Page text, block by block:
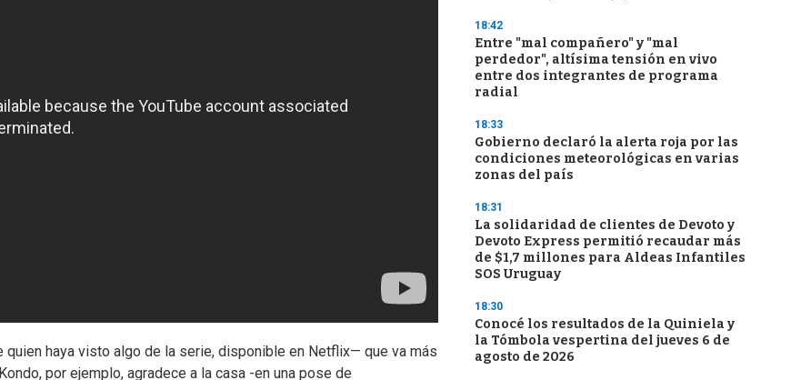
haya visto algo de la serie, disponible en Netflix— que va más
por ejemplo, agradece a la casa -en una pose de
18:42
Entre "mal compañero" y "mal
perdedor", altísima tensión en vivo
entre dos integrantes de programa
radial
18:33
Gobierno declaró la alerta roja por las
condiciones meteorológicas en varias
zonas del país
18:31
La solidaridad de clientes de Devoto y
Devoto Express permitió recaudar más
de $1,7 millones para Aldeas Infantiles
SOS Uruguay
18:30
Conocé los resultados de la Quiniela y
la Tómbola vespertina del jueves 6 de
agosto de 2026